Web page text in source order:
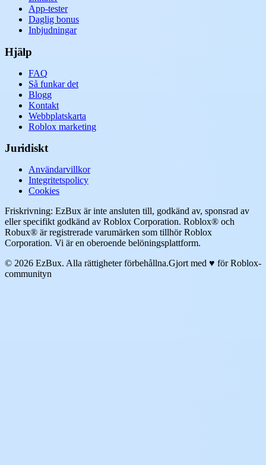
App-tester
Daglig bonus
Inbjudningar
Hjälp
FAQ
Så funkar det
Blogg
Kontakt
Webbplatskarta
Roblox marketing
Juridiskt
Användarvillkor
Integritetspolicy
Cookies
Friskrivning: EzBux är inte ansluten till, godkänd av, sponsrad av
eller specifikt godkänd av Roblox Corporation. Roblox® och
Robux® är registrerade varumärken som tillhör Roblox
Corporation. Vi är en oberoende belöningsplattform.
© 2026 EzBux. Alla rättigheter förbehållna.Gjort med ♥ för Roblox-
communityn